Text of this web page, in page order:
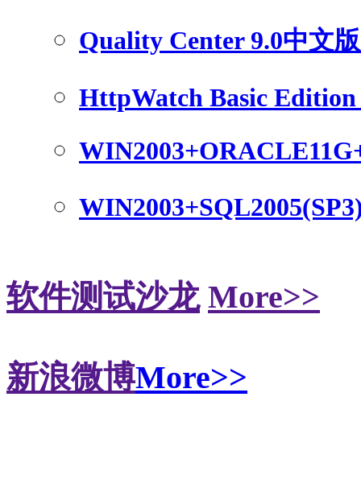
Quality Center 9.0中文
HttpWatch Basic Edition
软件测试沙龙 More>>
新浪微博More>>